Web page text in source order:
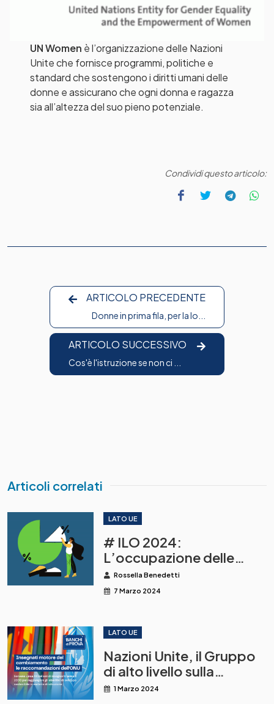
UN Women è l’organizzazione delle Nazioni
Unite che fornisce programmi, politiche e
standard che sostengono i diritti umani delle
donne e assicurano che ogni donna e ragazza
sia all’altezza del suo pieno potenziale.
Condividi questo articolo:
ARTICOLO PRECEDENTE
Donne in prima fila, per la lo...
ARTICOLO SUCCESSIVO
Cos'è l'istruzione se non ci ...
Articoli correlati
LATO UE
# ILO 2024:
L’occupazione delle
donne rimane troppo
bassa, sottopagata
Rossella Benedetti
7 Marzo 2024
LATO UE
Nazioni Unite, il Gruppo
di alto livello sulla
professione docente
1 Marzo 2024